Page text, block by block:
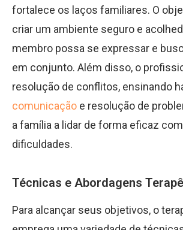
fortalece os laços familiares. O
criar um ambiente seguro e
membro possa se expressar e
em conjunto. Além disso, o
resolução de conflitos, ensinando
comunicação e resolução de
a família a lidar de forma eficaz
dificuldades.
Técnicas e Abordagens
Para alcançar seus objetivos, o